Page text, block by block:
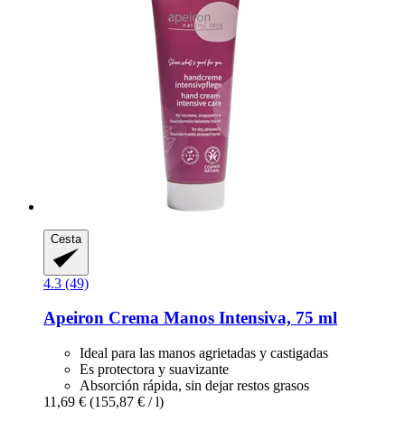
Cesta
4.3 (49)
Apeiron Crema Manos Intensiva, 75 ml
Ideal para las manos agrietadas y castigadas
Es protectora y suavizante
Absorción rápida, sin dejar restos grasos
11,69 € (155,87 € / l)